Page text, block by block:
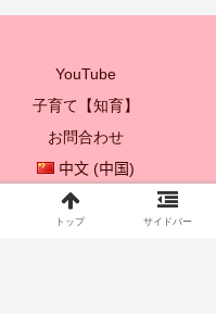
YouTube
子育て【知育】
お問合わせ
中文 (中国)
トップ サイドバー